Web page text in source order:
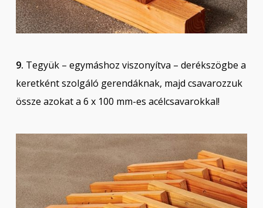
9. Tegyük – egymáshoz viszonyítva – derékszögbe a
keretként szolgáló gerendáknak, majd csavarozzuk
össze azokat a 6 x 100 mm-es acélcsavarokkal!